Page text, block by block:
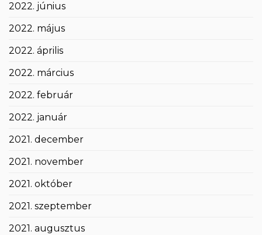
2022. június
2022. május
2022. április
2022. március
2022. február
2022. január
2021. december
2021. november
2021. október
2021. szeptember
2021. augusztus